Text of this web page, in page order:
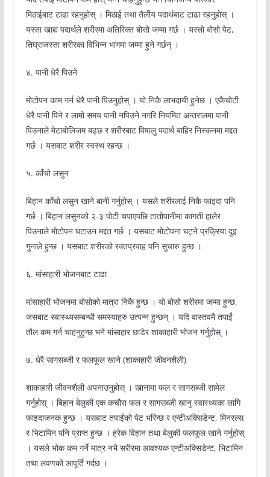
मिठाईबाट टाढा रहनुहोस् । मिठाई तथा तैलीय पदार्थबाट टाढा रहनुहोस् ।
यस्ता खाद्य पदार्थले शरीरमा अतिरिक्त बोसो जम्मा गर्छ । यस्तो बोसो पेट,
तिघ्राजस्ता शरीरका विभिन्न भागमा जम्मा हुने गर्छन् ।
४. पानी धेरै पिउने
मोटोपन काम गर्न धेरै पानी पिउनुहोस् । यो निकै लाभदायी हुनेछ । एकैचोटी
धेरै पानी पिने र लामो समय पानी नपिउने नगरि नियमित अन्तरालमा पानी
पिउनाले मेटाबोलिजम बढ्छ र शरीरबाट विषालु पदार्थ बाहिर निस्कनमा मद्दत
गर्छ । यसबाट शरीर स्वस्थ रहन्छ ।
५. काँचो लसुन
बिहान काँचो लसुन खाने बानी गर्नुहोस् । यसले शरीरलाई निकै फाइदा पनि
गर्छ । बिहान लसुनको २-३ पोटी चपाएपछि तातोपानीमा कागती हालेर
पिउनाले मोटोपन घटाउन मद्दत गर्छ । यसबाट मोटोपना घट्ने प्रक्रिया दुइ
गुनाले हुन्छ । यसबाट शरीरको रक्तप्रवाह पनि सुचारु हुन्छ ।
६. मांसाहारी भोजनबाट टाढा
मांसाहारी भोजनमा बोसोको मात्रा निकै हुन्छ । यो बोसो शरीरमा जम्मा हुन्छ,
जसबाट स्वास्थ्यसम्बन्धी समस्याहरु उत्पन्न हुन्छन् । यदि वास्तवमै तपाईं
तौल कम गर्न चाहनुहुन्छ भने मांसाहार छाडेर शाकाहारी भोजन गर्नुहोस् ।
७. धेरै सागसब्जी र फलफूल खाने (शाकाहारी जीवनशैली)
शाकाहारी जीवनशैली अपनाउनुहोस् । खानामा फल र सागसब्जी सामेल
गर्नुहोस् । बिहान बेलुकी एक कचौरा फल र सागसब्जी खानु स्वास्थ्यका लागि
फाइदाजनक हुन्छ । यसबाट तपाईंको पेट भरिन्छ र एन्टीअक्सिडेन्ट, मिनरल्स
र भिटामिन पनि प्राप्त हुन्छ । हरेक विहान तथा बेलुकी फलफूल खाने गर्नुहोस्
। यसले भोक कम गर्ने मात्र नभै सरीरमा आवश्यक एन्टीअक्सिडेन्ट, भिटामिन
तथा लवणको आपूर्ति गर्दछ ।